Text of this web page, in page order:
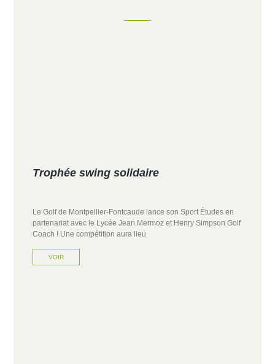
Trophée swing solidaire
Le Golf de Montpellier-Fontcaude lance son Sport Études en
partenariat avec le Lycée Jean Mermoz et Henry Simpson Golf
Coach ! Une compétition aura lieu
VOIR